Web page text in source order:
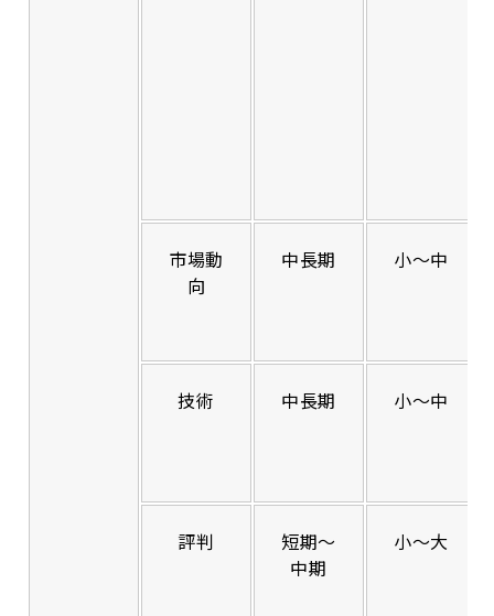
市場動
向
中長期 小〜中
技術 中長期 小〜中
評判
短期〜
中期
小〜大